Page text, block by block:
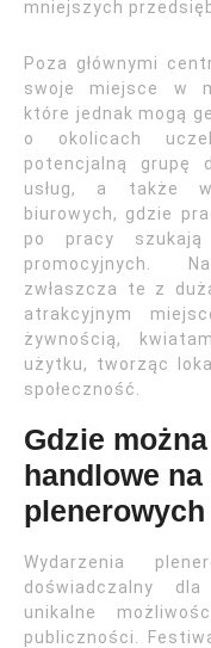
mniejszych
Poza głównymi
swoje miejsce w
które jednak mogą
o okolicach
potencjalną grupę
usług, a także
biurowych, gdzie
po pracy
promocyjnych.
zwłaszcza te z
atrakcyjnym
żywnością,
użytku, tworząc
społeczność.
Gdzie
handlowe
plenerowych
Wydarzenia
doświadczalny
unikalne
publiczności.